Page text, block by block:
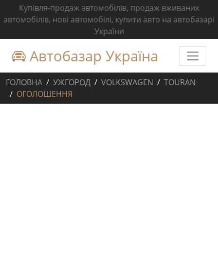
Купівля-продаж автомобілів, продаж вживаних
автомобілів, нові автомобілі, купити авто на автобазарі
України
Автобазар Україна
ГОЛОВНА УЖГОРОД VOLKSWAGEN
TOURAN
ОГОЛОШЕННЯ